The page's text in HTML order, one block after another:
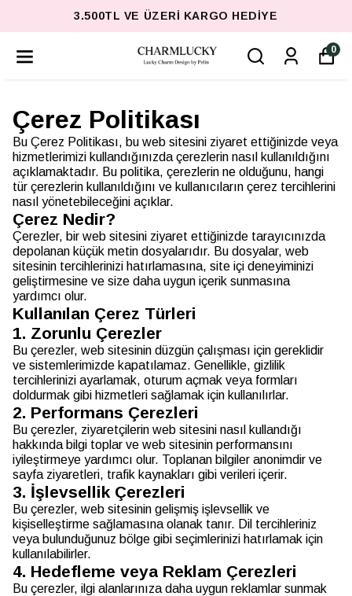
3.500TL VE ÜZERI KARGO HEDIYE
0
Çerez Politikası
Bu Çerez Politikası, bu web sitesini ziyaret ettiğinizde veya
hizmetlerimizi kullandığınızda çerezlerin nasıl kullanıldığını
açıklamaktadır. Bu politika, çerezlerin ne olduğunu, hangi
tür çerezlerin kullanıldığını ve kullanıcıların çerez tercihlerini
nasıl yönetebileceğini açıklar.
Çerez Nedir?
Çerezler, bir web sitesini ziyaret ettiğinizde tarayıcınızda
depolanan küçük metin dosyalarıdır. Bu dosyalar, web
sitesinin tercihlerinizi hatırlamasına, site içi deneyiminizi
geliştirmesine ve size daha uygun içerik sunmasına
yardımcı olur.
Kullanılan Çerez Türleri
1. Zorunlu Çerezler
Bu çerezler, web sitesinin düzgün çalışması için gereklidir
ve sistemlerimizde kapatılamaz. Genellikle, gizlilik
tercihlerinizi ayarlamak, oturum açmak veya formları
doldurmak gibi hizmetleri sağlamak için kullanılırlar.
2. Performans Çerezleri
Bu çerezler, ziyaretçilerin web sitesini nasıl kullandığı
hakkında bilgi toplar ve web sitesinin performansını
iyileştirmeye yardımcı olur. Toplanan bilgiler anonimdir ve
sayfa ziyaretleri, trafik kaynakları gibi verileri içerir.
3. İşlevsellik Çerezleri
Bu çerezler, web sitesinin gelişmiş işlevsellik ve
kişiselleştirme sağlamasına olanak tanır. Dil tercihleriniz
veya bulunduğunuz bölge gibi seçimlerinizi hatırlamak için
kullanılabilirler.
4. Hedefleme veya Reklam Çerezleri
Bu çerezler, ilgi alanlarınıza daha uygun reklamlar sunmak